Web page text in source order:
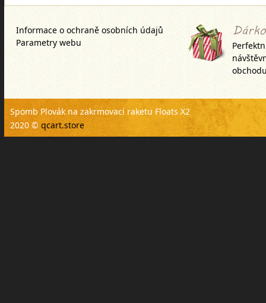
Informace o ochraně osobních údajů
Parametry webu
Spomb Plovák na zakrmovací raketu Floats X2
2020 © qcart.store